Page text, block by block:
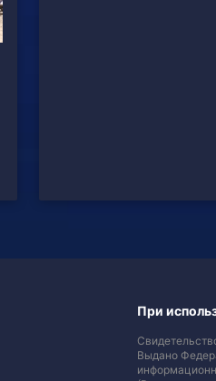
При
Выдано